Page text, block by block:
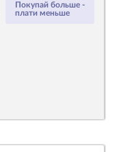
Покупай больше -
плати меньше